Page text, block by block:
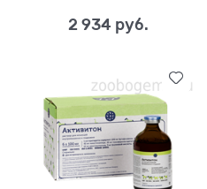
у собак
2 934 руб.